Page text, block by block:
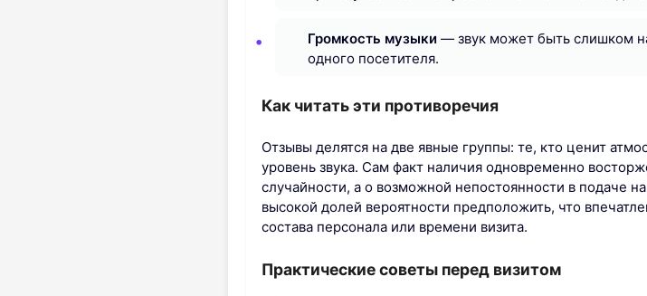
Громкость музыки — звук может быть слишком
одного посетителя.
Как читать эти противоречия
Отзывы делятся на две явные группы: те, кто ценит
уровень звука. Сам факт наличия одновременно
случайности, а о возможной непостоянности в подаче
высокой долей вероятности предположить, что
состава персонала или времени визита.
Практические советы перед визитом